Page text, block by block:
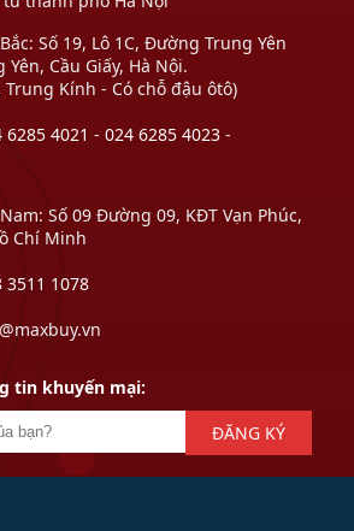
Số 19, Lô 1C, Đường Trung Yên
Yên, Cầu Giấy, Hà Nội.
Trung Kính - Có chỗ đậu ôtô)
6285 4021 - 024 6285 4023 -
Số 09 Đường 09, KĐT Vạn Phúc,
Chí Minh
3511 1078
tin khuyến mại:
ĐĂNG KÝ